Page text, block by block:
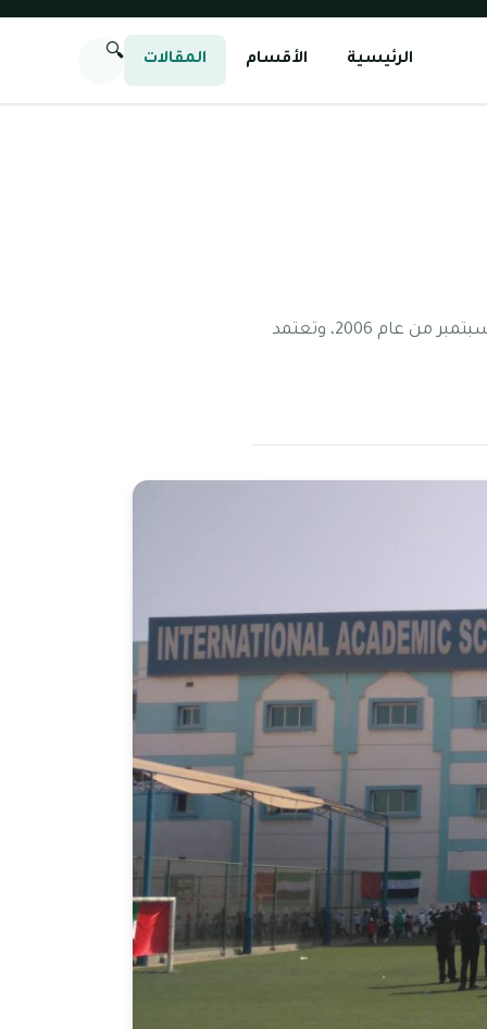
الرئيسية الأقسام المقالات 🔍
المدرسة الاكاديمية الدولية وهى واحدة من مدارس دبي التي قد تأسست في منطقة الورقاء في شهر سبتمبر من عام 2006، وتعتمد